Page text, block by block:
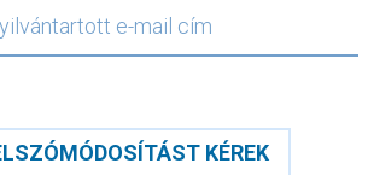
KÉREK